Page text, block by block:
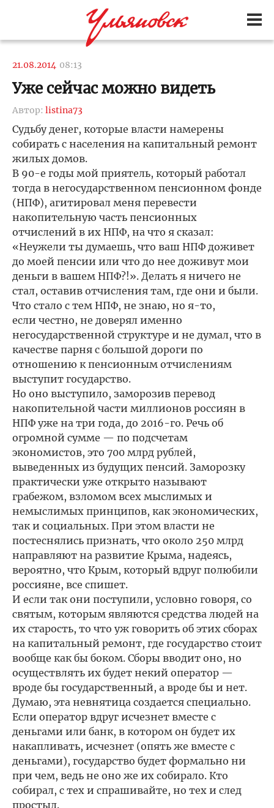
21.08.2014 08:13
Уже сейчас можно видеть
Автор: listina73
Судьбу денег, которые власти намерены
собирать с населения на капитальный ремонт
жилых домов.
В 90-е годы мой приятель, который работал
тогда в негосударственном пенсионном фонде
(НПФ), агитировал меня перевести
накопительную часть пенсионных
отчислений в их НПФ, на что я сказал:
«Неужели ты думаешь, что ваш НПФ доживет
до моей пенсии или что до нее доживут мои
деньги в вашем НПФ?!». Делать я ничего не
стал, оставив отчисления там, где они и были.
Что стало с тем НПФ, не знаю, но я-то,
если честно, не доверял именно
негосударственной структуре и не думал, что в
качестве парня с большой дороги по
отношению к пенсионным отчислениям
выступит государство.
Но оно выступило, заморозив перевод
накопительной части миллионов россиян в
НПФ уже на три года, до 2016-го. Речь об
огромной сумме — по подсчетам
экономистов, это 700 млрд рублей,
выведенных из будущих пенсий. Заморозку
практически уже открыто называют
грабежом, взломом всех мыслимых и
немыслимых принципов, как экономических,
так и социальных. При этом власти не
постеснялись признать, что около 250 млрд
направляют на развитие Крыма, надеясь,
вероятно, что Крым, который вдруг полюбили
россияне, все спишет.
И если так они поступили, условно говоря, со
святым, которым являются средства людей на
их старость, то что уж говорить об этих сборах
на капитальный ремонт, где государство стоит
вообще как бы боком. Сборы вводит оно, но
осуществлять их будет некий оператор —
вроде бы государственный, а вроде бы и нет.
Думаю, эта невнятица создается специально.
Если оператор вдруг исчезнет вместе с
деньгами или банк, в котором он будет их
накапливать, исчезнет (опять же вместе с
деньгами), государство будет формально ни
при чем, ведь не оно же их собирало. Кто
собирал, с тех и спрашивайте, но тех и след
простыл.